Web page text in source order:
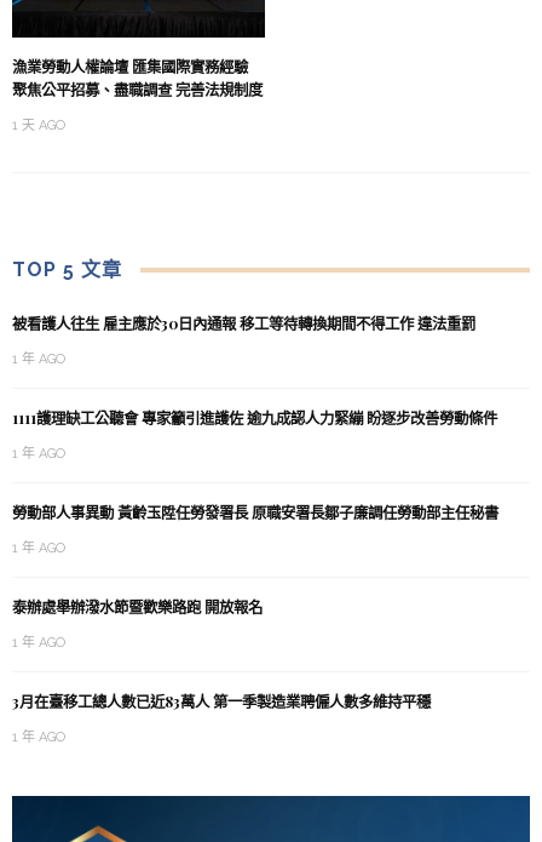
漁業勞動人權論壇 匯集國際實務經驗
聚焦公平招募、盡職調查 完善法規制度
1 天 AGO
TOP 5 文章
被看護人往生 雇主應於30日內通報 移工等待轉換期間不得工作 違法重罰
1 年 AGO
1111護理缺工公聽會 專家籲引進護佐 逾九成認人力緊繃 盼逐步改善勞動條件
1 年 AGO
勞動部人事異動 黃齡玉陞任勞發署長 原職安署長鄒子廉調任勞動部主任秘書
1 年 AGO
泰辦處舉辦潑水節暨歡樂路跑 開放報名
1 年 AGO
3月在臺移工總人數已近83萬人 第一季製造業聘僱人數多維持平穩
1 年 AGO